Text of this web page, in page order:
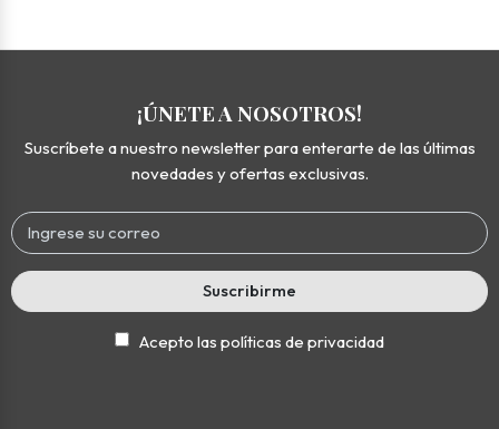
¡ÚNETE A NOSOTROS!
Suscríbete a nuestro newsletter para enterarte de las últimas
novedades y ofertas exclusivas.
Suscribirme
Acepto las políticas de privacidad